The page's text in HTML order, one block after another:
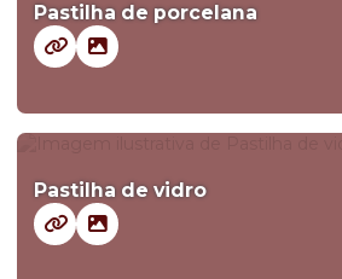
Pastilha de porcelana
Pastilha de vidro